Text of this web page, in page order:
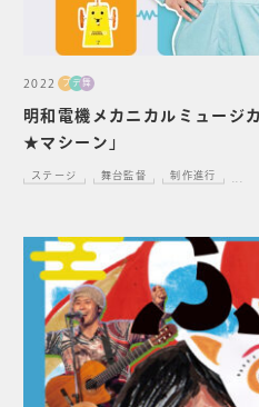
明和電機メカニカルミュージ
★マシーン」
2022 プ デ 舞
ステージ 舞台監督 制作進行